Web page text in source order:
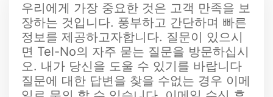
우리에게 가장 중요한 것은 고객 만족을 보
장하는 것입니다. 풍부하고 간단하며 빠른
정보를 제공하고자합니다. 질문이 있으시
면 Tel-No의 자주 묻는 질문을 방문하십시
오. 내가 당신을 도울 수 있기를 바랍니다
질문에 대한 답변을 찾을 수없는 경우 이메